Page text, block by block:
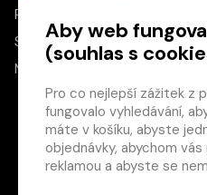
×
PO–PÁ
SO
10:00–13:00
NE
Aby web
(souhlas s
Pro co nejlepší zážitek z
fungovalo vyhledávání,
máte v košíku, abyste
objednávky, abychom
reklamou a abyste se